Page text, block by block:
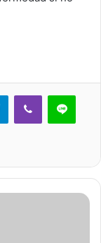
TelegramViber Line